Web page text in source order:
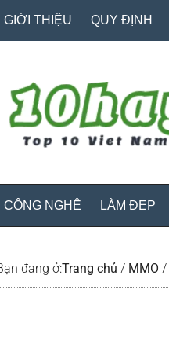
GIỚI THIỆU QUY ĐỊNH
CÔNG NGHỆ LÀM ĐẸP
đang ở:Trang chủ / MMO /